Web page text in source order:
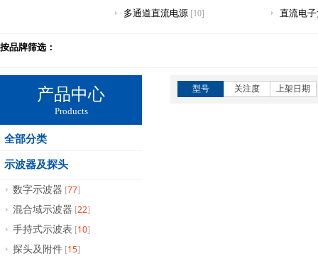
多通道直流电源 [10] 直流电
按品牌筛选：
产品中心
Products
全部分类
示波器及探头
数字示波器 [77]
混合域示波器 [22]
手持式示波表 [10]
探头及附件 [15]
型号 关注度 上架日期